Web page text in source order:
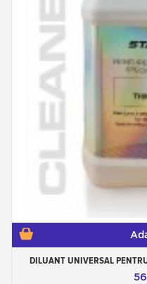
DILUANT UNIVERSAL